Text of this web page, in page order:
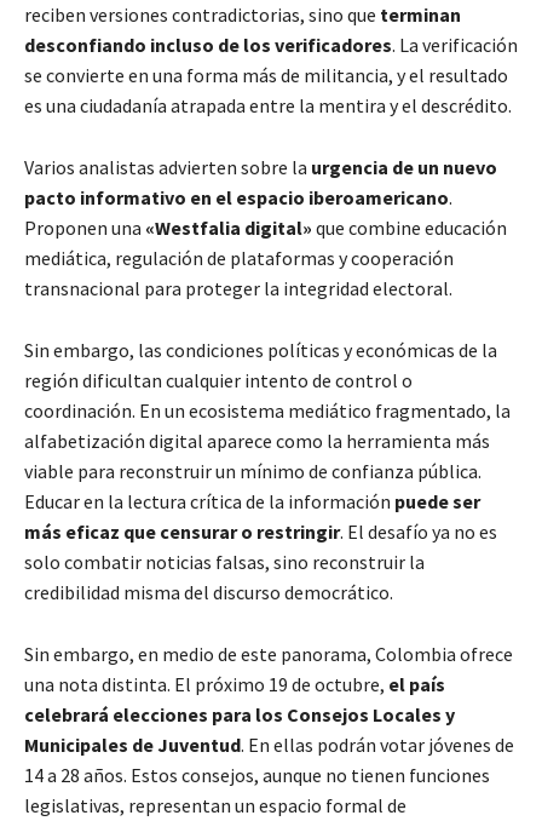
reciben versiones contradictorias, sino que terminan
desconfiando incluso de los verificadores. La verificación
se convierte en una forma más de militancia, y el resultado
es una ciudadanía atrapada entre la mentira y el descrédito.
Varios analistas advierten sobre la urgencia de un nuevo
pacto informativo en el espacio iberoamericano.
Proponen una «Westfalia digital» que combine educación
mediática, regulación de plataformas y cooperación
transnacional para proteger la integridad electoral.
Sin embargo, las condiciones políticas y económicas de la
región dificultan cualquier intento de control o
coordinación. En un ecosistema mediático fragmentado, la
alfabetización digital aparece como la herramienta más
viable para reconstruir un mínimo de confianza pública.
Educar en la lectura crítica de la información puede ser
más eficaz que censurar o restringir. El desafío ya no es
solo combatir noticias falsas, sino reconstruir la
credibilidad misma del discurso democrático.
Sin embargo, en medio de este panorama, Colombia ofrece
una nota distinta. El próximo 19 de octubre, el país
celebrará elecciones para los Consejos Locales y
Municipales de Juventud. En ellas podrán votar jóvenes de
14 a 28 años. Estos consejos, aunque no tienen funciones
legislativas, representan un espacio formal de